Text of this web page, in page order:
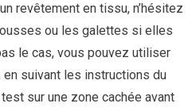
revêtement en tissu, n’hésitez
ou les galettes si elles
le cas, vous pouvez utiliser
suivant les instructions du
sur une zone cachée avant